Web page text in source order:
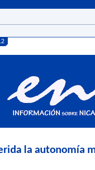
la autonomía